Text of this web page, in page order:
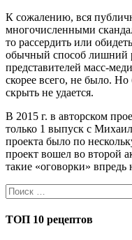
К сожалению, вся
многочисленными
то рассердить или
обычный способ лишний
представителей масс-
скорее всего, не было.
скрыть не удается.
В 2015 г. в авторском
только 1 выпуск с
проекта было по
проект вошел во второй
такие «оговорки» впредь
ТОП 10 рецептов